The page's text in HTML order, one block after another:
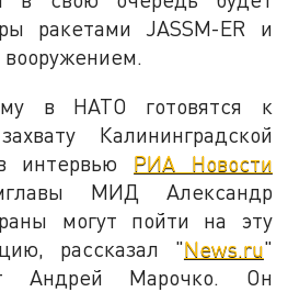
ракетами JASSM-ER и
в НАТО готовятся к
Калининградской
интервью РИА Новости
МИД Александр
могут пойти на эту
рассказал "News.ru"
Андрей Марочко. Он